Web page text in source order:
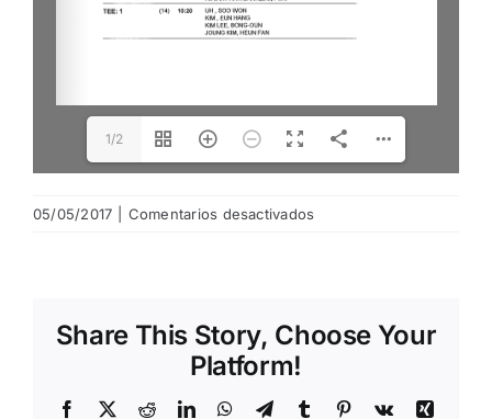
1/2
05/05/2017 Comentarios desactivados
Share This Story, Choose Your
Platform!
Facebook
X RedditLinkedInWhatsApp
TelegramTumblr Pinterest
Vk
Xing